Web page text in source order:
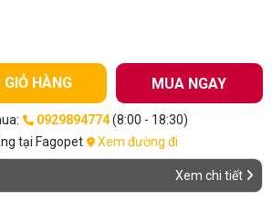
HÀNG MUA NGAY
0929894774(8:00 - 18:30)
tại Fagopet
Xem đường đi
Xem chi tiết